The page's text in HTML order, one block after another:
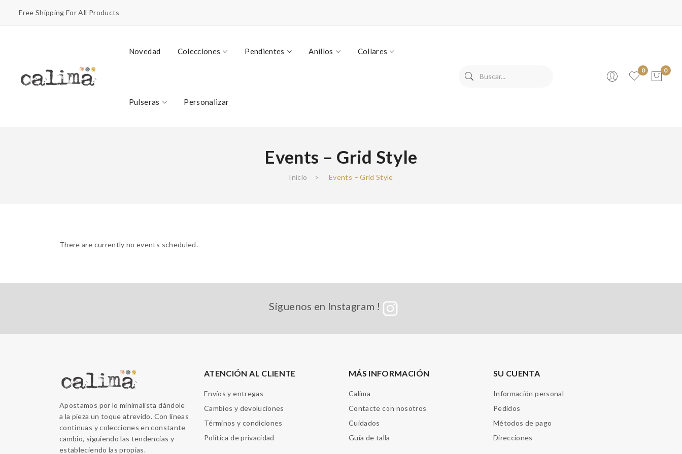
Free Shipping For All Products
Novedad Colecciones Pendientes Anillos Collares
Pulseras Personalizar
0
0
Events – Grid Style
Inicio > Events – Grid Style
There are currently no events scheduled.
Síguenos en Instagram !
Apostamos por lo minimalista dándole
a la pieza un toque atrevido. Con líneas
continuas y colecciones en constante
cambio, siguiendo las tendencias y
estableciendo las propias.
ATENCIÓN AL CLIENTE
Envíos y entregas
Cambios y devoluciones
Términos y condiciones
Política de privacidad
MÁS INFORMACIÓN
Calima
Contacte con nosotros
Cuidados
Guía de talla
SU CUENTA
Información personal
Pedidos
Métodos de pago
Direcciones